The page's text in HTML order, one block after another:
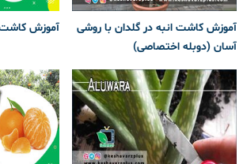
آموزش کاشت انبه در گلدان با روشی
آسان (دوبله اختصاصی)
آموزش